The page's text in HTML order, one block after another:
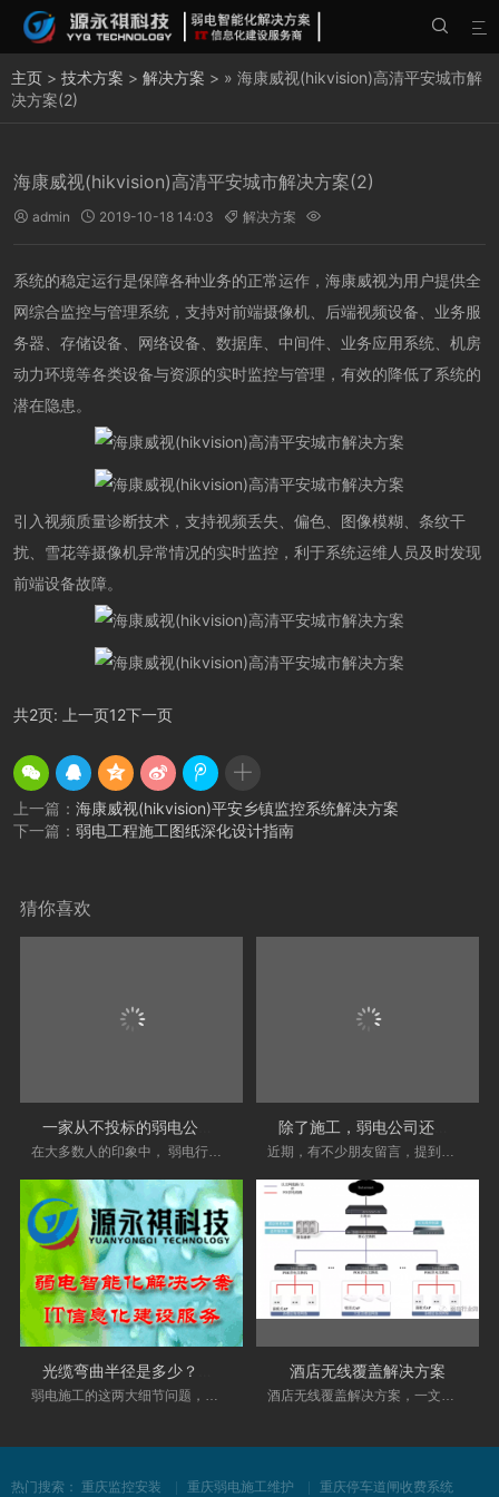


主页 > 技术方案 > 解决方案 > » 海康威视(hikvision)高清平安城市解
决方案(2)
海康威视(hikvision)高清平安城市解决方案(2)
 admin  2019-10-18 14:03  解决方案 
系统的稳定运行是保障各种业务的正常运作，海康威视为用户提供全
网综合监控与管理系统，支持对前端摄像机、后端视频设备、业务服
务器、存储设备、网络设备、数据库、中间件、业务应用系统、机房
动力环境等各类设备与资源的实时监控与管理，有效的降低了系统的
潜在隐患。
引入视频质量诊断技术，支持视频丢失、偏色、图像模糊、条纹干
扰、雪花等摄像机异常情况的实时监控，利于系统运维人员及时发现
前端设备故障。
共2页: 上一页12下一页
上一篇： 海康威视(hikvision)平安乡镇监控系统解决方案
下一篇： 弱电工程施工图纸深化设计指南
猜你喜欢
在大多数人的印象中， 弱电行业 是一个“投标修 近期，有不少朋友留言，提到弱电公司的盈利方
弱电施工的这两大细节问题，一直以来不断的有
酒店无线覆盖解决方案
酒店无线覆盖解决方案，一文了解清楚 导读 上次
热门搜索： 重庆监控安装 重庆弱电施工维护 重庆停车道闸收费系统